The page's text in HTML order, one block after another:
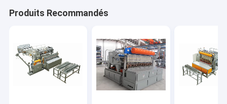
Produits Recommandés